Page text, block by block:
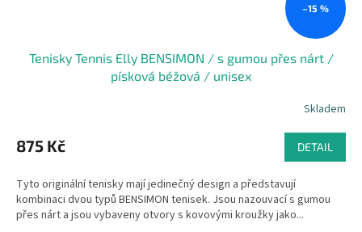
–15 %
Tenisky Tennis Elly BENSIMON / s gumou přes nárt /
písková béžová / unisex
Skladem
875 Kč DETAIL
Tyto originální tenisky mají jedinečný design a představují
kombinaci dvou typů BENSIMON tenisek. Jsou nazouvací s gumou
přes nárt a jsou vybaveny otvory s kovovými kroužky jako...